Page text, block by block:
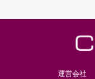
運営会社